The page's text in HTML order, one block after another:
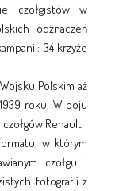
czołgistów w
odznaczeń
34 krzyże
Polskim aż
roku. W boju
Renault.
w którym
czołgu i
fotografii z